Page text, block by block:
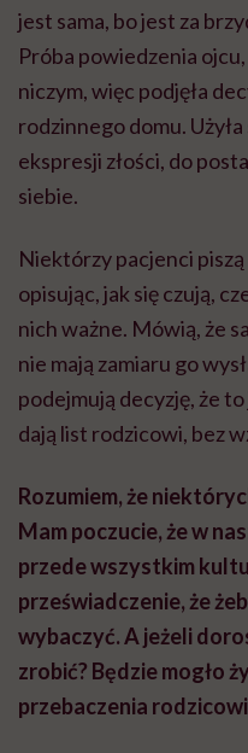
jest sama, bo jest za
Próba powiedzenia ojcu,
niczym, więc podjęła
rodzinnego domu.
ekspresji złości, do
siebie.
Niektórzy pacjenci
opisując, jak się czują,
nich ważne. Mówią, że
nie mają zamiaru go
podejmują decyzję, że
dają list rodzicowi, bez
Rozumiem, że
Mam poczucie, że w
przede wszystkim
przeświadczenie, że
wybaczyć. A jeżeli
zrobić? Będzie mogło
przebaczenia